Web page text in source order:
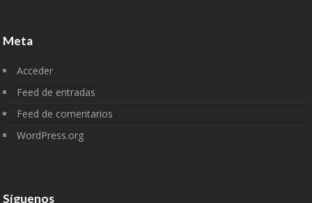
Meta
Acceder
Feed de entradas
Feed de comentarios
WordPress.org
Síguenos